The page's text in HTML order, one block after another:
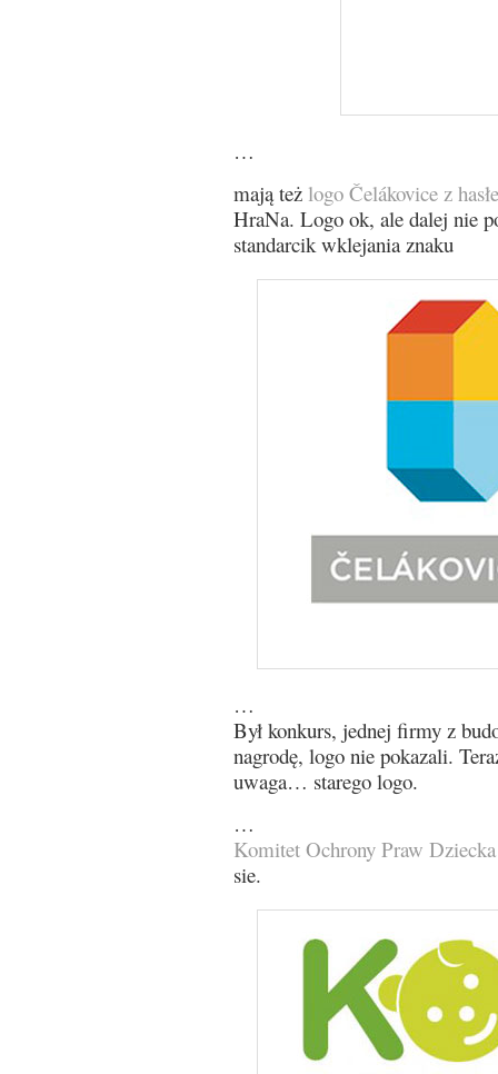
…
mają też logo Čelákovice z
HraNa. Logo ok, ale dalej nie
standarcik wklejania znaku
…
Był konkurs, jednej firmy z
nagrodę, logo nie pokazali.
uwaga… starego logo.
…
Komitet Ochrony Praw Dziecka
sie.